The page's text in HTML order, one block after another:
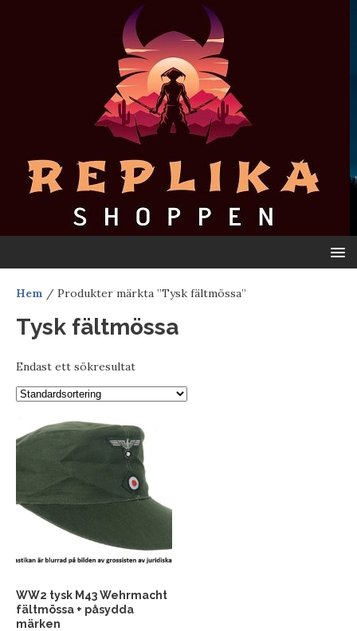
Hem / Produkter märkta ”Tysk fältmössa”
Tysk fältmössa
Endast ett sökresultat
WW2 tysk M43 Wehrmacht
fältmössa + påsydda
märken